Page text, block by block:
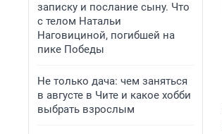
записку и послание сыну. Что
с телом Натальи
Наговициной, погибшей на
пике Победы
Не только дача: чем заняться
в августе в Чите и какое хобби
выбрать взрослым